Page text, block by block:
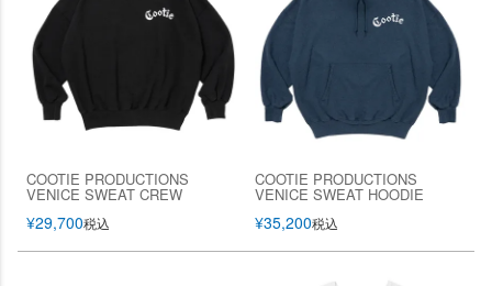
COOTIE PRODUCTIONS
VENICE SWEAT CREW
¥29,700税込
COOTIE PRODUCTIONS
VENICE SWEAT HOODIE
¥35,200税込